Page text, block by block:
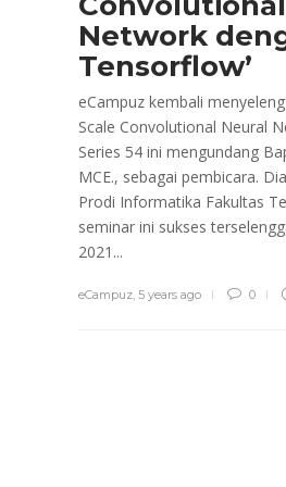
Network
Tensorflow’
eCampuz kembali
Scale Convolutional Neural
Series 54 ini mengundang
MCE., sebagai pembicara.
Prodi Informatika Fakultas
seminar ini sukses
2021...
eCampuz 5 years ago 0